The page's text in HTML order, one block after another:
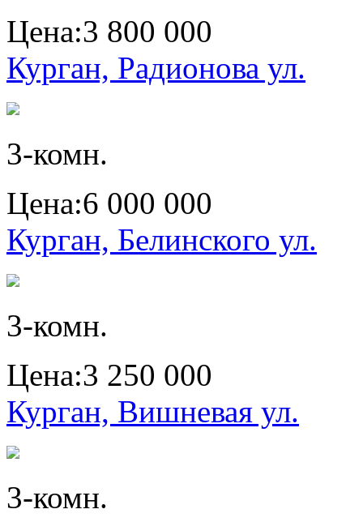
Цена:3 800 000
Курган, Радионова ул.
3-комн.
Цена:6 000 000
Курган, Белинского ул.
3-комн.
Цена:3 250 000
Курган, Вишневая ул.
3-комн.